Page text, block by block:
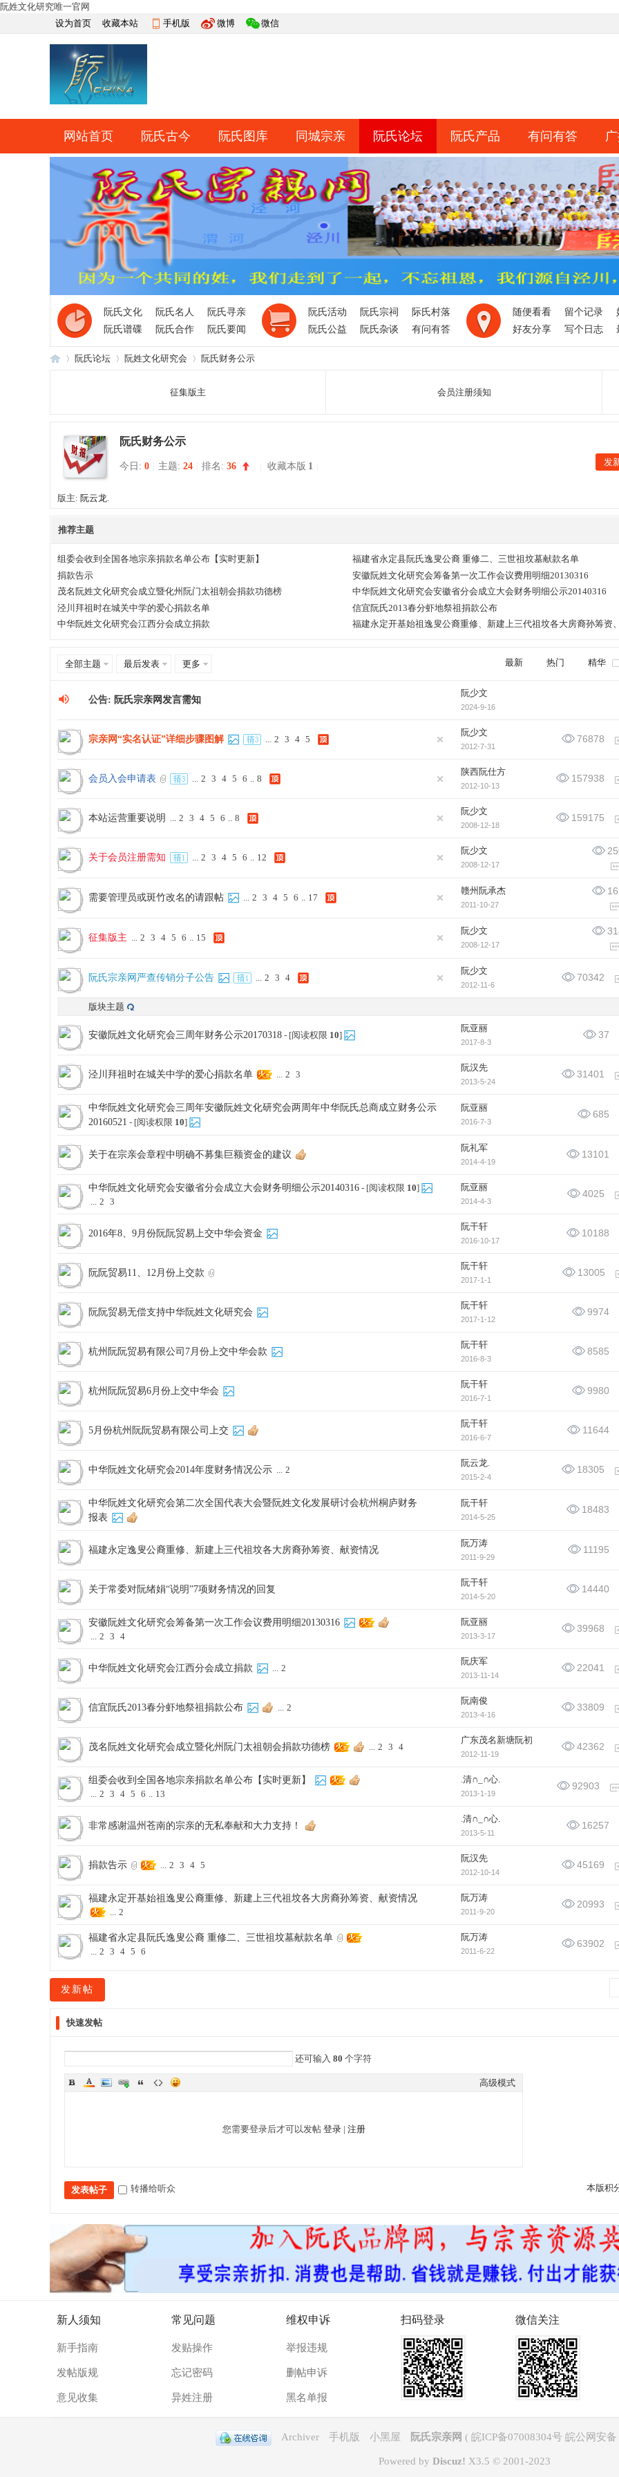
阮姓文化研究唯一官网
设为首页
收藏本站 手机版 微博 微信
快捷导航
网站首页 阮氏古今 阮氏图库 同城宗亲 阮氏论坛 阮氏产品 有问有答
网上祭祀 排行榜 导读 日志
阮氏文化 阮氏名人
阮氏寻亲
阮氏谱碟
阮氏合作 阮氏要闻
阮氏活动 阮氏宗祠
际氏村落
阮氏公益
阮氏杂谈 有问有答
随便看看 留个记录
好友分享
写个日志
氏
亲
网
阮氏论坛 阮姓文化研究会 阮氏财务公示
征集版主 会员注册须知
阮氏财务公示
今日: 0 主题: 24 排名: 36 收藏本版 1 发
版主: 阮云龙.
推荐主题
组委会收到全国各地宗亲捐款名单公布【实时更新】
福建省永定县阮氏逸叟公裔 重修二、三世祖坟墓献款名单
捐款告示
安徽阮姓文化研究会筹备第一次工作会议费用明细20130316
茂名阮姓文化研究会成立暨化州阮门太祖朝会捐款功德榜
中华阮姓文化研究会安徽省分会成立大会财务明细公示20140316
泾川拜祖时在城关中学的爱心捐款名单
信宜阮氏2013春分虾地祭祖捐款公布
中华阮姓文化研究会江西分会成立捐款
福建永定开基始祖逸叟公裔重修、新建上三代祖坟各大房裔孙筹资
全部主题 最后发表 更多 最新 热门 精华
公告: 阮氏宗亲网发言需知
阮少文
2024-9-16
宗亲网“实名认证”详细步骤图解 2 3 4 5
阮少文
2012-7-31
76878
会员入会申请表 2 3 4 5 6 8
陕西阮仕方
2012-10-13
157938
本站运营重要说明 2 3 4 5 6 8
阮少文
2008-12-18
159175
关于会员注册需知 2 3 4 5 6 12
阮少文
2008-12-17
需要管理员或斑竹改名的请跟帖 2 3 4 5 6 17
赣州阮承杰
2011-10-27
征集版主 2 3 4 5 6 15
阮少文
2008-12-17
阮氏宗亲网严查传销分子公告 2 3 4
阮少文
2012-11-6
70342
版块主题
安徽阮姓文化研究会三周年财务公示20170318 - [阅读权限 10]
阮亚丽
2017-8-3
37
泾川拜祖时在城关中学的爱心捐款名单 2 3
阮汉先
2013-5-24
31401
中华阮姓文化研究会三周年安徽阮姓文化研究会两周年中华阮氏总商成立财务公示
20160521 - [阅读权限 10]
阮亚丽
2016-7-3
685
关于在宗亲会章程中明确不募集巨额资金的建议
阮礼军
2014-4-19
13101
中华阮姓文化研究会安徽省分会成立大会财务明细公示20140316 - [阅读权限 10]
2 3
阮亚丽
2014-4-3
4025
2016年8、9月份阮阮贸易上交中华会资金
阮干轩
2016-10-17
10188
阮阮贸易11、12月份上交款
阮干轩
2017-1-1
13005
阮阮贸易无偿支持中华阮姓文化研究会
阮干轩
2017-1-12
9974
杭州阮阮贸易有限公司7月份上交中华会款
阮干轩
2016-8-3
8585
杭州阮阮贸易6月份上交中华会
阮干轩
2016-7-1
9980
5月份杭州阮阮贸易有限公司上交
阮干轩
2016-6-7
11644
中华阮姓文化研究会2014年度财务情况公示 2
阮云龙.
2015-2-4
18305
中华阮姓文化研究会第二次全国代表大会暨阮姓文化发展研讨会杭州桐庐财务
报表
阮干轩
2014-5-25
18483
福建永定逸叟公裔重修、新建上三代祖坟各大房裔孙筹资、献资情况
阮万涛
2011-9-29
11195
关于常委对阮绪娟“说明”7项财务情况的回复
阮干轩
2014-5-20
14440
安徽阮姓文化研究会筹备第一次工作会议费用明细20130316
2 3 4
阮亚丽
2013-3-17
39968
中华阮姓文化研究会江西分会成立捐款 2
阮庆军
2013-11-14
22041
信宜阮氏2013春分虾地祭祖捐款公布 2
阮南俊
2013-4-16
33809
茂名阮姓文化研究会成立暨化州阮门太祖朝会捐款功德榜 2 3 4
广东茂名新塘阮初
2012-11-19
42362
组委会收到全国各地宗亲捐款名单公布【实时更新】
2 3 4 5 6 13
.清∩_∩心.
2013-1-19
92903
非常感谢温州苍南的宗亲的无私奉献和大力支持！
.清∩_∩心.
2013-5-11
16257
捐款告示 2 3 4 5
阮汉先
2012-10-14
45169
福建永定开基始祖逸叟公裔重修、新建上三代祖坟各大房裔孙筹资、献资情况
2
阮万涛
2011-9-20
20993
福建省永定县阮氏逸叟公裔 重修二、三世祖坟墓献款名单
2 3 4 5 6
阮万涛
2011-6-22
63902
发新帖
快速发帖
还可输入 80 个字符
高级模式
您需要登录后才可以发帖 登录| 注册
本版积
发表帖子 转播给听众
新人须知
新手指南
发帖版规
意见收集
常见问题
发贴操作
忘记密码
异姓注册
维权申诉
举报违规
删帖申诉
黑名单报
扫码登录 微信关注
Archiver 手机版 小黑屋 阮氏宗亲网 ( 皖ICP备07008304号 皖公网安
Powered by Discuz! X3.5 © 2001-2023